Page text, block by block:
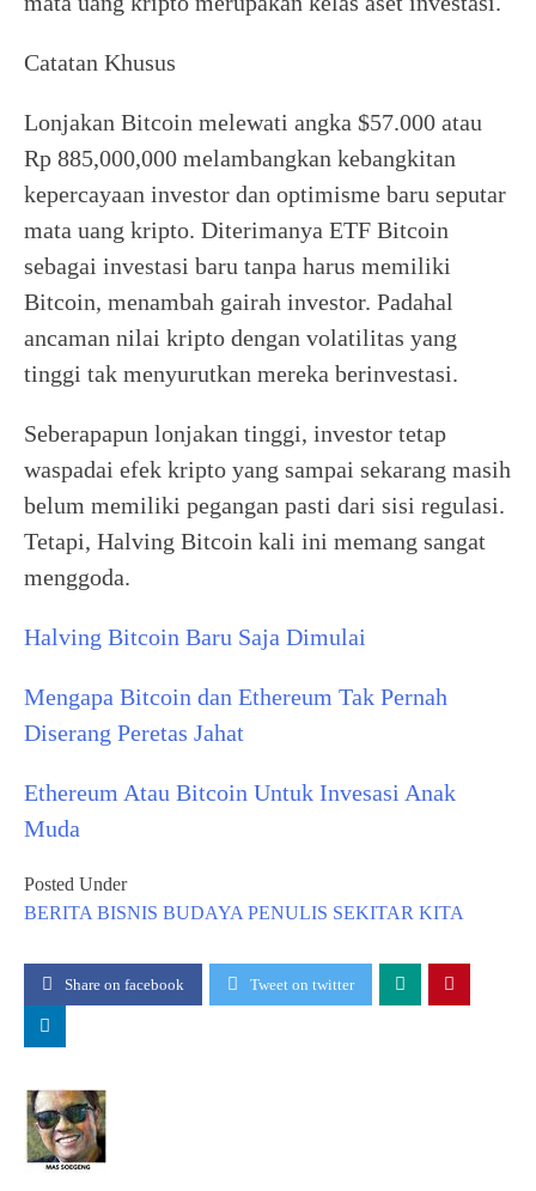
Catatan Khusus
Lonjakan Bitcoin melewati angka $57.000 atau
Rp 885,000,000 melambangkan kebangkitan
kepercayaan investor dan optimisme baru seputar
mata uang kripto. Diterimanya ETF Bitcoin
sebagai investasi baru tanpa harus memiliki
Bitcoin, menambah gairah investor. Padahal
ancaman nilai kripto dengan volatilitas yang
tinggi tak menyurutkan mereka berinvestasi.
Seberapapun lonjakan tinggi, investor tetap
waspadai efek kripto yang sampai sekarang masih
belum memiliki pegangan pasti dari sisi regulasi.
Tetapi, Halving Bitcoin kali ini memang sangat
menggoda.
Halving Bitcoin Baru Saja Dimulai
Mengapa Bitcoin dan Ethereum Tak Pernah
Diserang Peretas Jahat
Ethereum Atau Bitcoin Untuk Invesasi Anak
Muda
Posted Under
BERITA BISNIS BUDAYA PENULIS SEKITAR KITA
Share on facebook Tweet on twitter